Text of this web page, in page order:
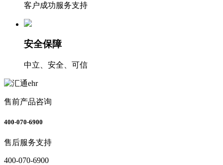
客户成功服务支持
安全保障
中立、安全、可信
售前产品咨询
400-070-6900
售后服务支持
400-070-6900